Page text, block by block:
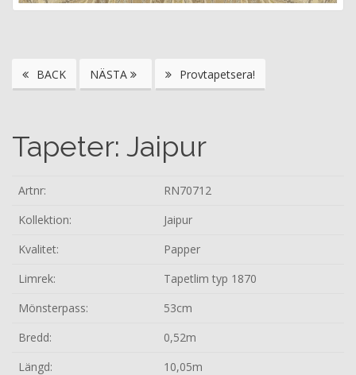
BACK NÄSTA Provtapetsera!
Tapeter: Jaipur
Artnr:
RN70712
Kollektion:
Jaipur
Kvalitet:
Papper
Limrek:
Tapetlim typ 1870
Mönsterpass:
53cm
Bredd:
0,52m
Längd:
10,05m